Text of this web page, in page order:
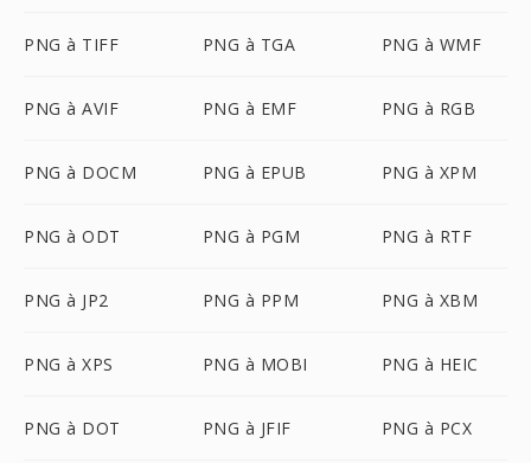
PNG à TIFF PNG à TGA PNG à WMF
PNG à AVIF PNG à EMF PNG à RGB
PNG à DOCM PNG à EPUB PNG à XPM
PNG à ODT PNG à PGM PNG à RTF
PNG à JP2 PNG à PPM PNG à XBM
PNG à XPS PNG à MOBI PNG à HEIC
PNG à DOT PNG à JFIF PNG à PCX